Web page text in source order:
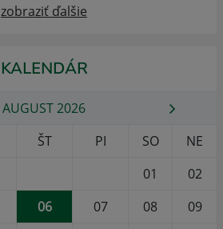
zobraziť ďalšie
KALENDÁR
AUGUST 2026
ŠT PI SO
NE
01
02
06 07 08
09